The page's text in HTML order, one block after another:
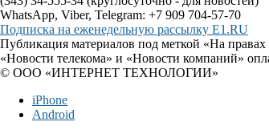
WhatsApp, Viber, Telegram: +7 909 704-57-70
Подписка на еженедельную рассылку E1.RU
Публикация материалов под меткой «На
«Новости телекома» и «Новости компаний»
© ООО «ИНТЕРНЕТ ТЕХНОЛОГИИ»
iPhone
Android